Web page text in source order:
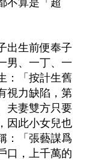
出生前便奉子
男、一丁、一
：「按計生舊
視力缺陷，第
夫妻雙方只要
因此小女兒也
：「張藝謀爲
口，上千萬的